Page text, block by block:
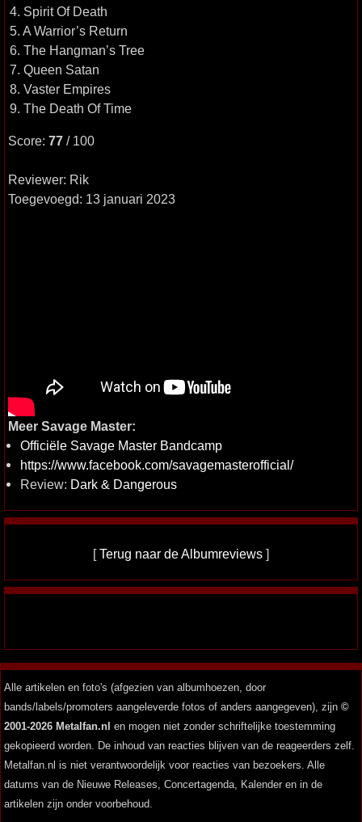
4. Spirit Of Death
5. A Warrior’s Return
6. The Hangman’s Tree
7. Queen Satan
8. Vaster Empires
9. The Death Of Time
Score: 77 / 100
Reviewer: Rik
Toegevoegd: 13 januari 2023
Meer Savage Master:
Officiële Savage Master Bandcamp
https://www.facebook.com/savagemasterofficial/
Review: Dark & Dangerous
[Terug naar de Albumreviews ]
Alle artikelen en foto's (afgezien van albumhoezen, door
bands/labels/promoters aangeleverde fotos of anders aangegeven), zijn ©
2001-2026 Metalfan.nl en mogen niet zonder schriftelijke toestemming
gekopieerd worden. De inhoud van reacties blijven van de reageerders zelf.
Metalfan.nl is niet verantwoordelijk voor reacties van bezoekers. Alle
datums van de Nieuwe Releases, Concertagenda, Kalender en in de
artikelen zijn onder voorbehoud.